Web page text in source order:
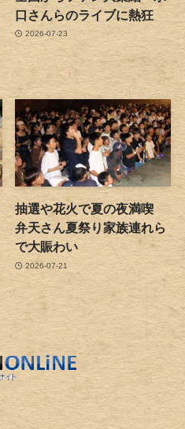
口さんらのライブに熱狂
2026-07-23
抽選や花火で夏の夜満喫
弁天さん夏祭り家族連れら
で大賑わい
2026-07-21